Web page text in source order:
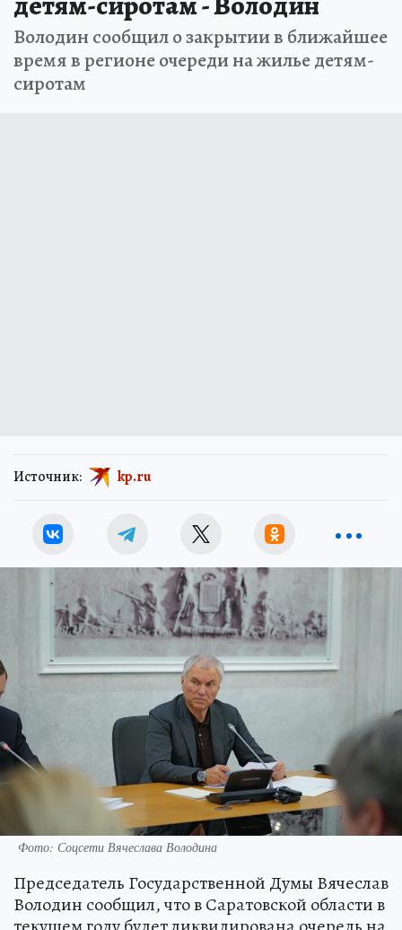
Володин сообщил о закрытии в ближайшее
время в регионе очереди на жилье детям-
сиротам
Источник: kp.ru
Фото: Соцсети Вячеслава Володина
Председатель Государственной Думы Вячеслав
Володин сообщил, что в Саратовской области в